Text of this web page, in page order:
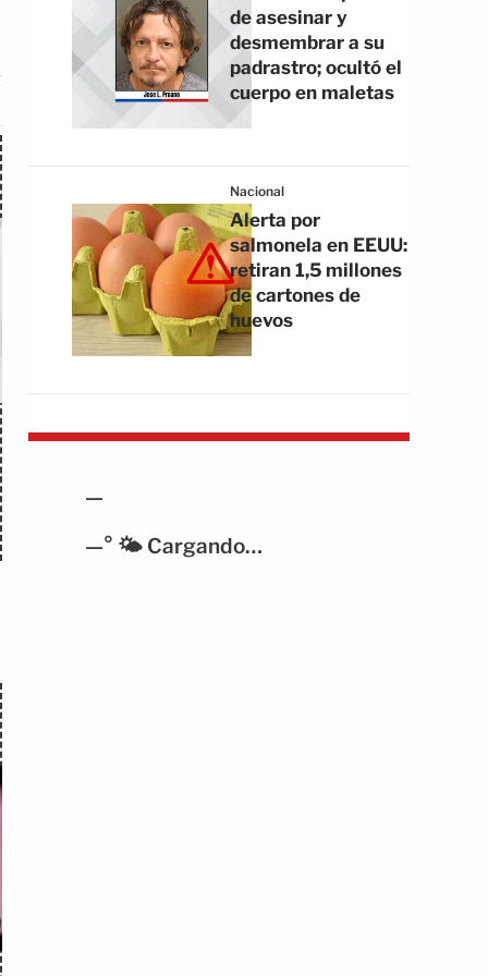
DC UNITED
2 - 2
NACIONAL
POLÍTICA
de asesinar y
desmembrar a su
padrastro; ocultó el
cuerpo en maletas
Nacional
Alerta por
salmonela en EEUU:
retiran 1,5 millones
de cartones de
huevos
—
—° 🌤️ Cargando…